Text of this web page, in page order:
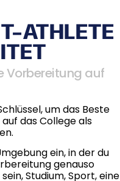
ATHLETE
Vorbereitung auf
um das Beste
das College als
ein, in der du
genauso
Studium, Sport, eine